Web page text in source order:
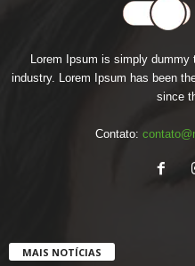
Lorem Ipsum is simply
industry. Lorem Ipsum has been
since
Contato:
MAIS NOTÍCIAS